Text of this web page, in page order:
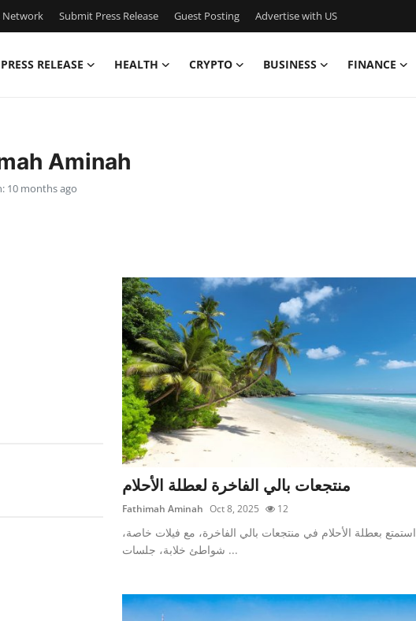
Network Submit Press Release Guest Posting Advertise with US
PRESS RELEASE HEALTH CRYPTO BUSINESS FINANCE
Aminah
10 months ago
منتجعات بالي الفاخرة لعطلة الأحلام
Fathimah Aminah Oct 8, 2025 12
استمتع بعطلة الأحلام في منتجعات بالي الفاخرة، مع فيلات خاصة،
شواطئ خلابة، جلسات ...